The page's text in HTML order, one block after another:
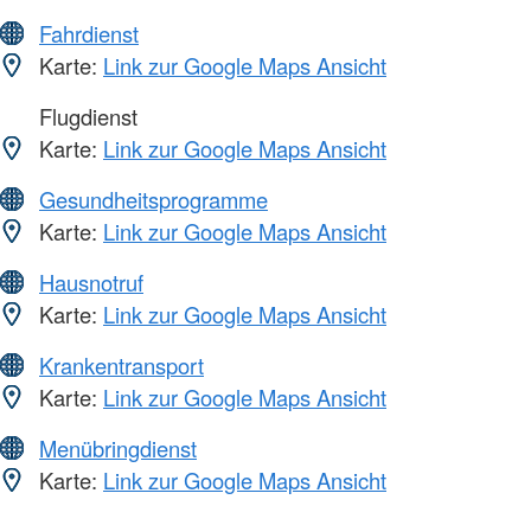
Fahrdienst
Karte: Link zur Google Maps Ansicht
Flugdienst
Karte: Link zur Google Maps Ansicht
Gesundheitsprogramme
Karte: Link zur Google Maps Ansicht
Hausnotruf
Karte: Link zur Google Maps Ansicht
Krankentransport
Karte: Link zur Google Maps Ansicht
Menübringdienst
Karte: Link zur Google Maps Ansicht